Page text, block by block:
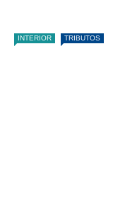
INTERIOR TRIBUTOS